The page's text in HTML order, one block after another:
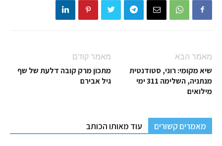
מאמר קודם
מתכון מרק קובה דלעת של שף
גיל אבירם
מאמר הבא
שיא מקומי: רוני, סטודנטית
מנתניה, השלימה 311 ימי
מילואים
מאמרים קשורים עוד מאותו הכותב